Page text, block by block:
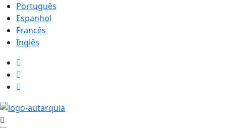
Português
Espanhol
Francês
Inglês